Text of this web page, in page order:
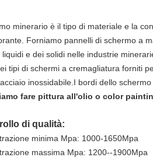
minerario è il tipo di materiale e la
Forniamo pannelli di schermo a
e dei solidi nelle industrie
tipi di schermi a cremagliatura forniti
inossidabile.I bordi dello
fare pittura all'olio o color
di qualità:
minima Mpa: 1000-1650Mpa
massima Mpa: 1200--1900Mpa